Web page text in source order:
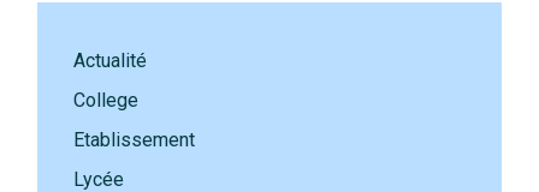
Actualité
College
Etablissement
Lycée